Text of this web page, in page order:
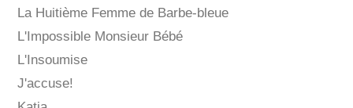
La Huitième Femme de Barbe-bleue
L'Impossible Monsieur Bébé
L'Insoumise
J'accuse!